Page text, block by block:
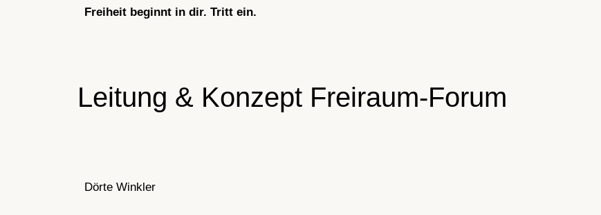
Freiheit beginnt in dir. Tritt ein.
Leitung & Konzept Freiraum-Forum
Dörte Winkler